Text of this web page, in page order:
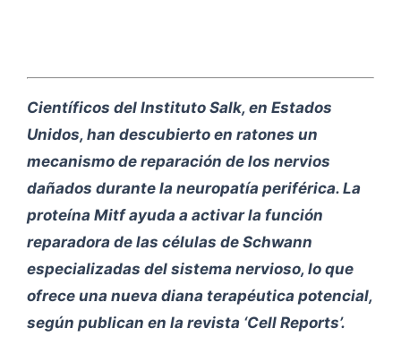
Científicos del Instituto Salk, en Estados
Unidos, han descubierto en ratones un
mecanismo de reparación de los nervios
dañados durante la neuropatía periférica. La
proteína Mitf ayuda a activar la función
reparadora de las células de Schwann
especializadas del sistema nervioso, lo que
ofrece una nueva diana terapéutica potencial,
según publican en la revista ‘Cell Reports’.